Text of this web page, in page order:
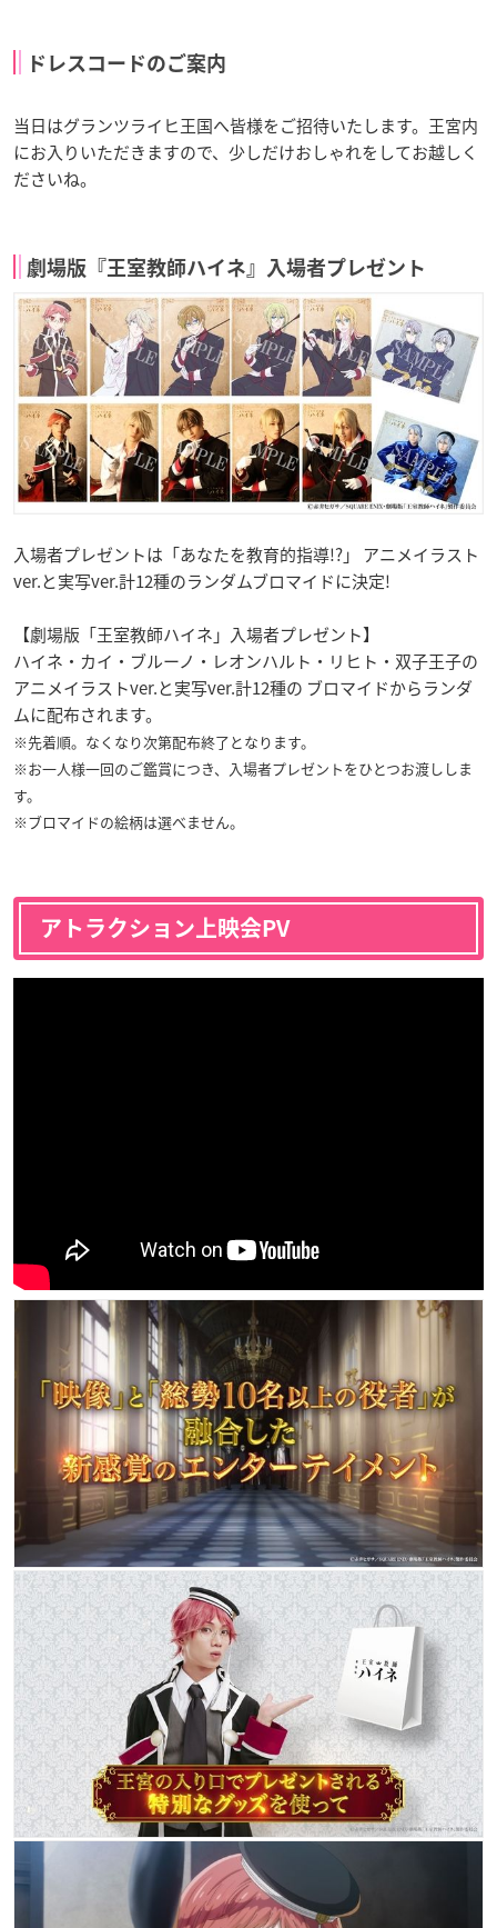
ドレスコードのご案内
当日はグランツライヒ王国へ皆様をご招待いたします。王宮内
にお入りいただきますので、少しだけおしゃれをしてお越しく
ださいね。
劇場版『王室教師ハイネ』入場者プレゼント
入場者プレゼントは「あなたを教育的指導!?」 アニメイラスト
ver.と実写ver.計12種のランダムブロマイドに決定!
【劇場版「王室教師ハイネ」入場者プレゼント】
ハイネ・カイ・ブルーノ・レオンハルト・リヒト・双子王子の
アニメイラストver.と実写ver.計12種の ブロマイドからランダ
ムに配布されます。
※先着順。なくなり次第配布終了となります。
※お一人様一回のご鑑賞につき、入場者プレゼントをひとつお渡ししま
す。
※ブロマイドの絵柄は選べません。
アトラクション上映会PV